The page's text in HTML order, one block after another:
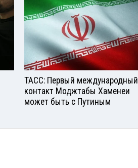
ТАСС: Первый международный
контакт Моджтабы Хаменеи
может быть с Путиным